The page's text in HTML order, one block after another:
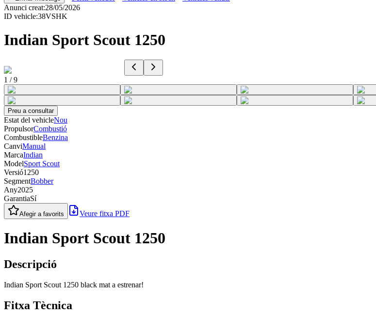
Anunci creat:28/05/2026
ID vehicle:38VSHK
Indian Sport Scout 1250
1 /9
Preu a consultar
Estat del vehicleNou
PropulsorCombustió
CombustibleBenzina
CanviManual
MarcaIndian
ModelSport Scout
Versió1250
SegmentBobber
Any2025
GarantiaSí
Afegir a favorits Veure fitxa PDF
Indian Sport Scout 1250
Descripció
Indian Sport Scout 1250 black mat a estrenar!
Fitxa Tècnica